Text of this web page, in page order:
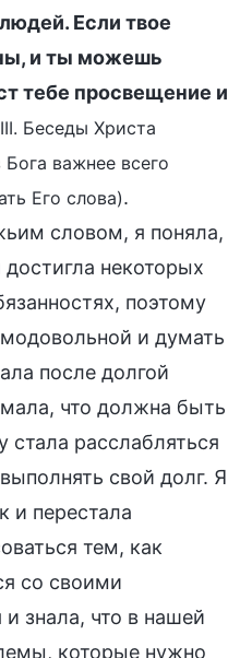
Если твое
и ты можешь
тебе просвещение и
Беседы Христа
важнее всего
Его слова).
словом, я поняла,
некоторых
поэтому
и думать
после долгой
что должна быть
стала расслабляться
свой долг. Я
и перестала
тем, как
со своими
знала, что в нашей
которые нужно